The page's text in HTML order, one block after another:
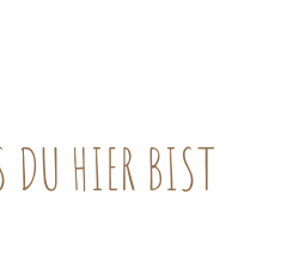
DU HIER BIST